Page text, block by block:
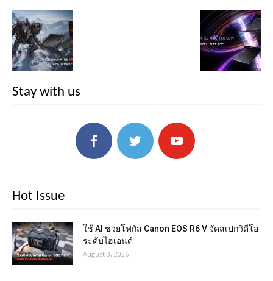
Stay with us
Hot Issue
ใช้ AI ช่วยโฟกัส Canon EOS R6 V จัดสเปกวิดีโอ
ระดับไฮเอนด์
August 3, 2026